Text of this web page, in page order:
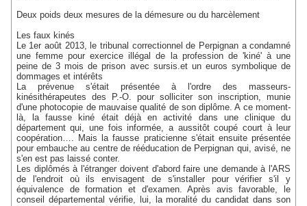
Deux poids deux mesures de la démesure ou du harcèlement
Les faux kinés
Le 1er août 2013, le tribunal correctionnel de Perpignan a condamné
une femme pour exercice illégal de la profession de 'kiné' à une
peine de 3 mois de prison avec sursis.et un euros symbolique de
dommages et intérêts
La prévenue s'était présentée à l'ordre des masseurs-
kinésithérapeutes des P.-O. pour solliciter son inscription, munie
d'une photocopie de mauvaise qualité de son diplôme. A ce moment-
là, la fausse kiné était déjà en activité dans une clinique du
département qui, une fois informée, a aussitôt coupé court à leur
coopération…. Mais la fausse praticienne s'était ensuite présentée
pour embauche au centre de rééducation de Perpignan qui, avisé, ne
s'en est pas laissé conter.
Les diplômés à l'étranger doivent d'abord faire une demande à l'ARS
de l'endroit où ils envisagent de s'installer pour vérifier s'il y
équivalence de formation et d'examen. Après avis favorable, le
conseil départemental vérifie, lui, la moralité du candidat dans son